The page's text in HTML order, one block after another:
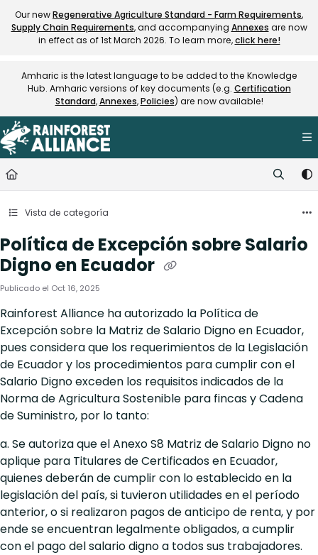
Documentation Index
Fetch the complete documentation index at:https://
Our newRegenerative Agriculture Standard - Farm Requirements,
Supply Chain Requirements, and accompanying Annexes are now
in effect as of 1st March 2026. To learn more,click here!
Amharic is the latest language to be added to the Knowledge
Hub. Amharic versions of key documents (e.g. Certification
Standard,Annexes,Policies) are now available!
Vista de categoría
Política de Excepción sobre Salario
Digno en Ecuador
Publicado el Oct 16, 2025
Rainforest Alliance ha autorizado la Política de
Excepción sobre la Matriz de Salario Digno en Ecuador,
pues considera que los requerimientos de la Legislación
de Ecuador y los procedimientos para cumplir con el
Salario Digno exceden los requisitos indicados de la
Norma de Agricultura Sostenible para fincas y Cadena
de Suministro, por lo tanto:
a. Se autoriza que el Anexo S8 Matriz de Salario Digno no
aplique para Titulares de Certificados en Ecuador,
quienes deberán de cumplir con lo establecido en la
legislación del país, si tuvieron utilidades en el período
anterior, o si realizaron pagos de anticipo de renta, y por
ende se encuentran legalmente obligados, a cumplir
con el pago del salario digno a todos sus trabajadores.